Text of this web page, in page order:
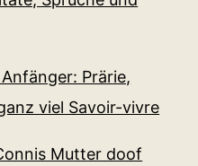
Prärie,
viel Sa­voir-vi­v­re
Mutter doof